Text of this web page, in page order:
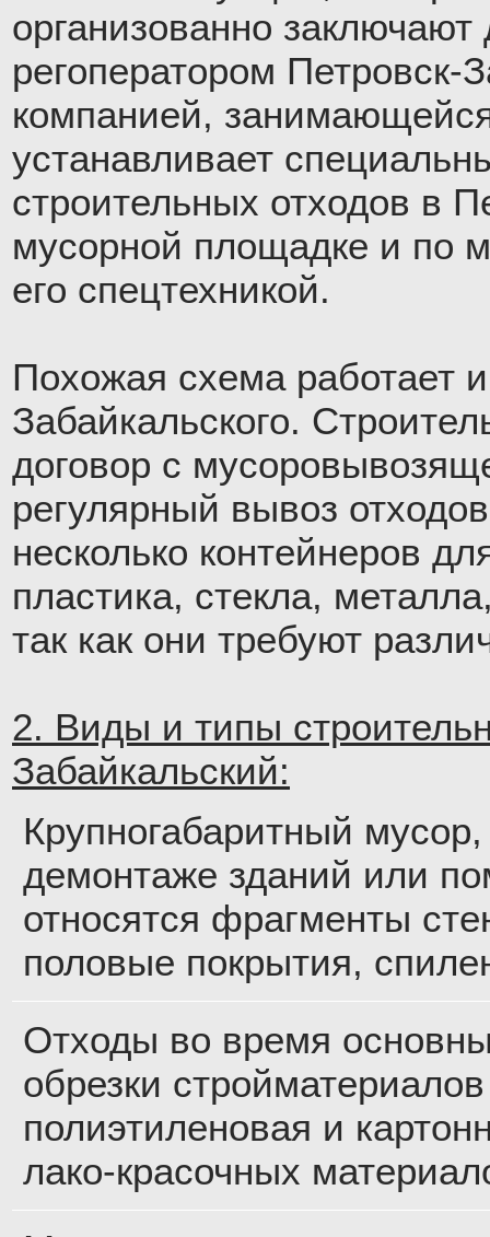
организованно
регоператором Петровск-
компанией,
устанавливает
строительных отходов в
мусорной площадке и по
его спецтехникой.
Похожая схема работает
Забайкальского.
договор с
регулярный вывоз
несколько контейнеров
пластика, стекла,
так как они требуют
2. Виды и типы
Забайкальский:
Крупногабаритный
демонтаже зданий или
относятся фрагменты
половые покрытия,
Отходы во время
обрезки
полиэтиленовая и
лако-красочных